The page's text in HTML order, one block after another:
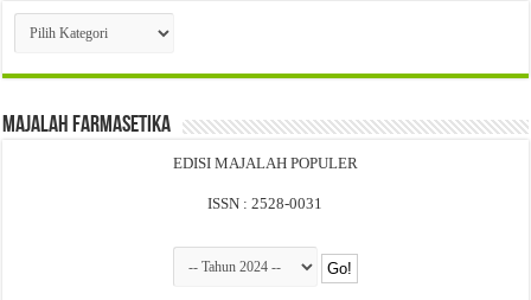
Cari
Per
Majalah Farmasetika
EDISI MAJALAH POPULER
ISSN : 2528-0031